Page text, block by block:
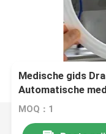
Medische gids
Automatische
MOQ：1